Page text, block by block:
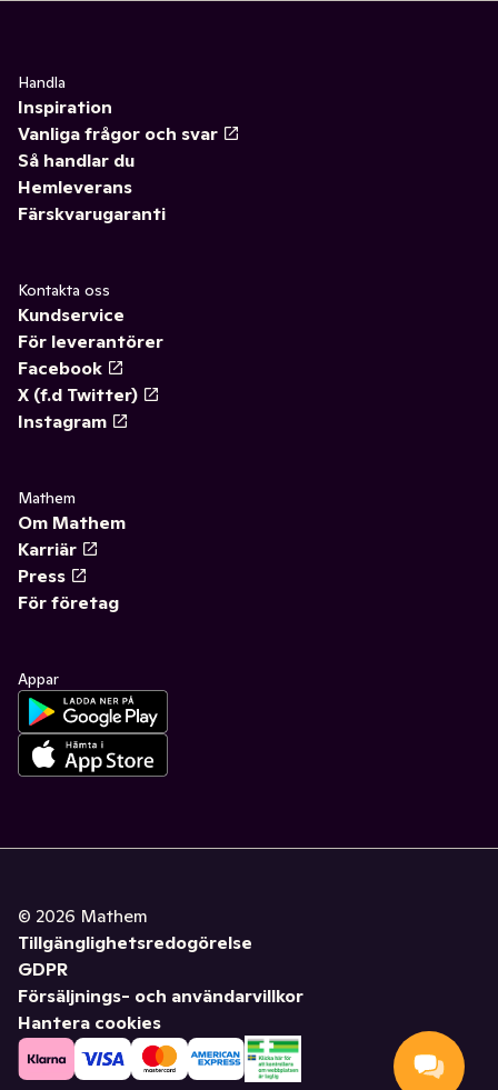
Handla
Inspiration
Vanliga frågor och svar
Så handlar du
Hemleverans
Färskvarugaranti
Kontakta oss
Kundservice
För leverantörer
Facebook
X (f.d Twitter)
Instagram
Mathem
Om Mathem
Karriär
Press
För företag
Appar
© 2026 Mathem
Tillgänglighetsredogörelse
GDPR
Försäljnings- och användarvillkor
Hantera cookies